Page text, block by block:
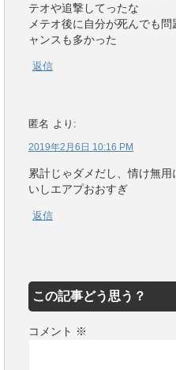
テオや追撃してったな
メテオ後に自分が死んでも
ャンスも多かった
返信
匿名 より:
2019年2月6日 10:16 PM
累計じゃダメだし、情け無
いしエアプおおすぎ
返信
この記事どう思う？
コメント ※